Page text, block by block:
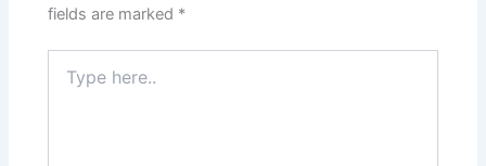
fields are marked *
here..